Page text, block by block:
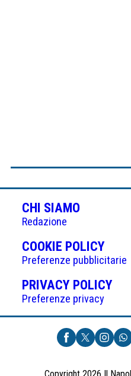
CHI SIAMO
Redazione
COOKIE POLICY(APRE
IN
UNA
Preferenze pubblicitarie
PRIVACY POLICY
Preferenze privacy
Copyright 2026 Il